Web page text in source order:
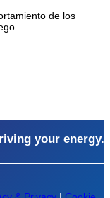
de los
your energy.